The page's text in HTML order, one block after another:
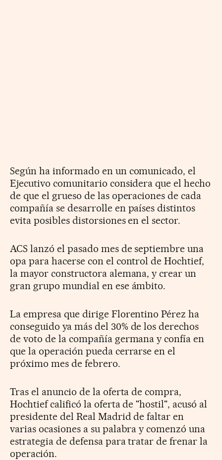
Según ha informado en un comunicado, el
Ejecutivo comunitario considera que el hecho
de que el grueso de las operaciones de cada
compañía se desarrolle en países distintos
evita posibles distorsiones en el sector.
ACS lanzó el pasado mes de septiembre una
opa para hacerse con el control de Hochtief,
la mayor constructora alemana, y crear un
gran grupo mundial en ese ámbito.
La empresa que dirige Florentino Pérez ha
conseguido ya más del 30% de los derechos
de voto de la compañía germana y confía en
que la operación pueda cerrarse en el
próximo mes de febrero.
Tras el anuncio de la oferta de compra,
Hochtief calificó la oferta de "hostil", acusó al
presidente del Real Madrid de faltar en
varias ocasiones a su palabra y comenzó una
estrategia de defensa para tratar de frenar la
operación.